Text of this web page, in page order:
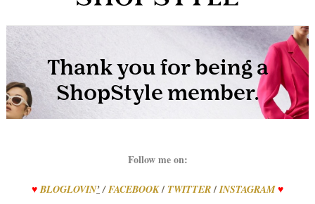
Follow me on:
♥ BLOGLOVIN’/FACEBOOK / TWITTER / INSTAGRAM ♥